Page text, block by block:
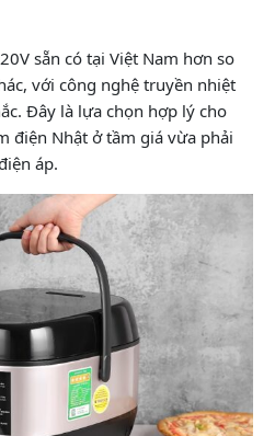
sẵn có tại Việt Nam hơn so
với công nghệ truyền nhiệt
Đây là lựa chọn hợp lý cho
điện Nhật ở tầm giá vừa phải
áp.